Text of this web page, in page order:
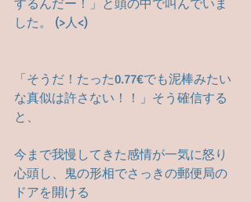
するんだー！」と頭の中で叫んでいま
した。 (>人<)
「そうだ！たった0.77€でも泥棒みたい
な真似は許さない！！」そう確信する
と、
今まで我慢してきた感情が一気に怒り
心頭し、鬼の形相でさっきの郵便局の
ドアを開ける